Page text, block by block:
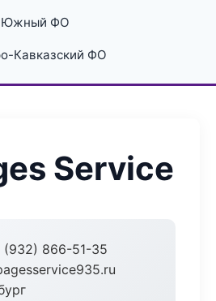
Южный ФО
Кавказский ФО
Service
(932) 866-51-35